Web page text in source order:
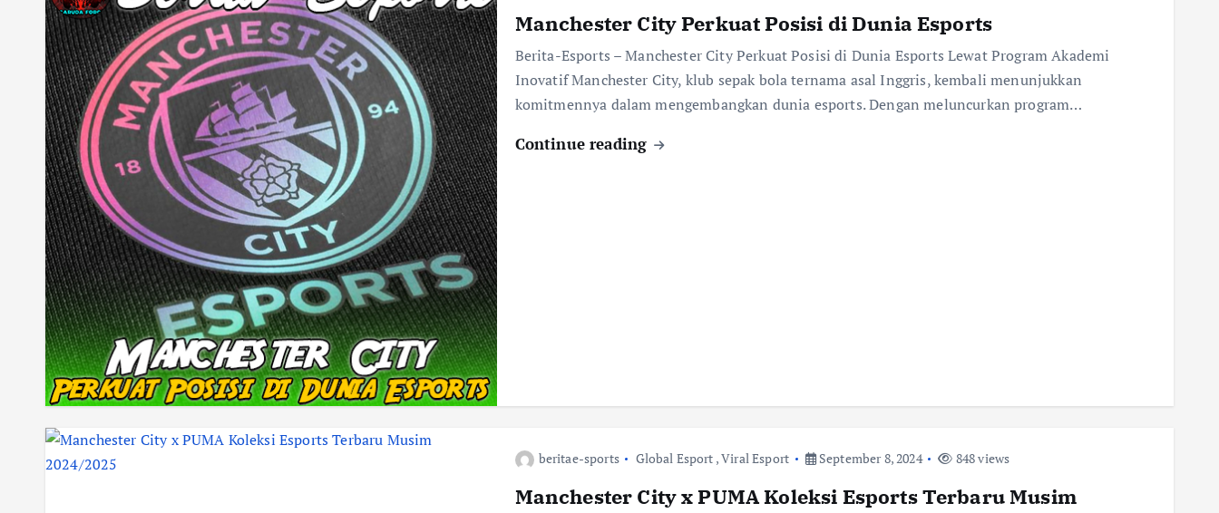
Manchester City Perkuat Posisi di Dunia Esports
Berita-Esports – Manchester City Perkuat Posisi di Dunia Esports Lewat Program Akademi
Inovatif Manchester City, klub sepak bola ternama asal Inggris, kembali menunjukkan
komitmennya dalam mengembangkan dunia esports. Dengan meluncurkan program…
Continue reading
beritae-sports Global Esport ,Viral Esport September 8, 2024 848 views
Manchester City x PUMA Koleksi Esports Terbaru Musim